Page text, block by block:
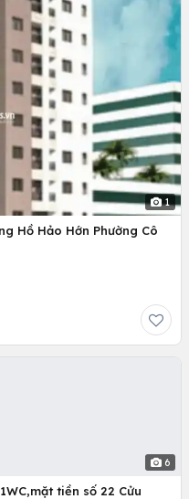
1
Hồ Hảo Hớn Phường Cô
6
tiền số 22 Cửu